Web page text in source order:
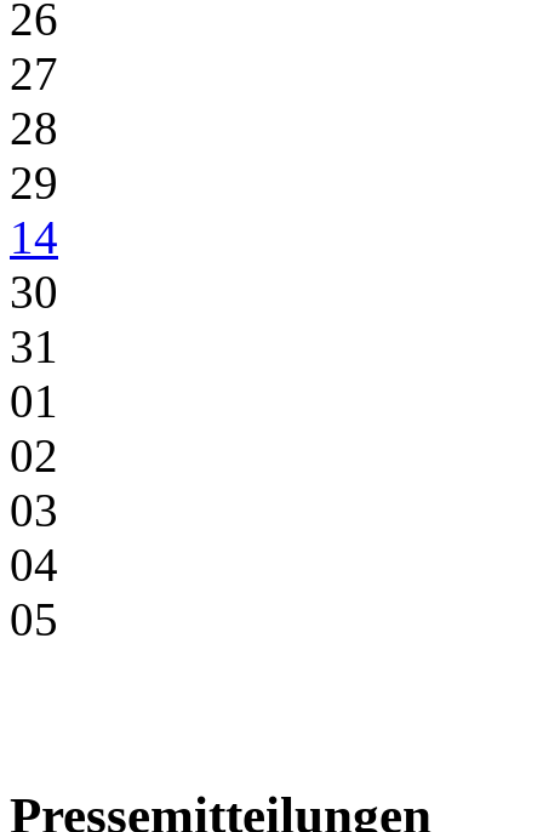
26
27
28
29
14
30
31
01
02
03
04
05
Pressemitteilungen